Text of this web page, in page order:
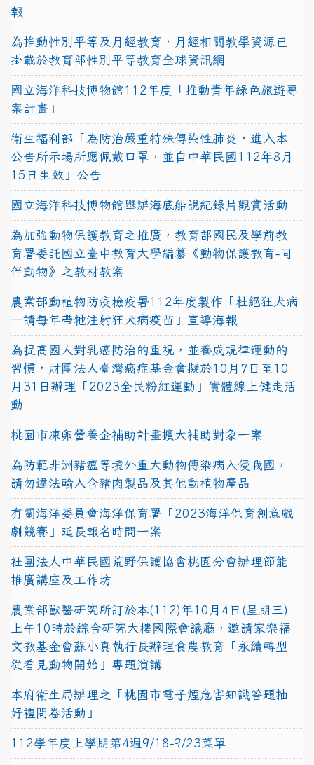
報
為推動性別平等及月經教育，月經相關教學資源已
掛載於教育部性別平等教育全球資訊網
國立海洋科技博物館112年度「推動青年綠色旅遊專
案計畫」
衛生福利部「為防治嚴重特殊傳染性肺炎，進入本
公告所示場所應佩戴口罩，並自中華民國112年8月
15日生效」公告
國立海洋科技博物館舉辦海底船說紀錄片觀賞活動
為加強動物保護教育之推廣，教育部國民及學前教
育署委託國立臺中教育大學編纂《動物保護教育-同
伴動物》之教材教案
農業部動植物防疫檢疫署112年度製作「杜絕狂犬病
—請每年帶牠注射狂犬病疫苗」宣導海報
為提高國人對乳癌防治的重視，並養成規律運動的
習慣，財團法人臺灣癌症基金會擬於10月7日至10
月31日辦理「2023全民粉紅運動」實體線上健走活
動
桃園市凍卵營養金補助計畫擴大補助對象一案
為防範非洲豬瘟等境外重大動物傳染病入侵我國，
請勿違法輸入含豬肉製品及其他動植物產品
有關海洋委員會海洋保育署「2023海洋保育創意戲
劇競賽」延長報名時間一案
社團法人中華民國荒野保護協會桃園分會辦理節能
推廣講座及工作坊
農業部獸醫研究所訂於本(112)年10月4日(星期三)
上午10時於綜合研究大樓國際會議廳，邀請家樂福
文教基金會蘇小真執行長辦理食農教育「永續轉型
從看見動物開始」專題演講
本府衛生局辦理之「桃園市電子煙危害知識答題抽
好禮問卷活動」
112學年度上學期第4週9/18-9/23菜單